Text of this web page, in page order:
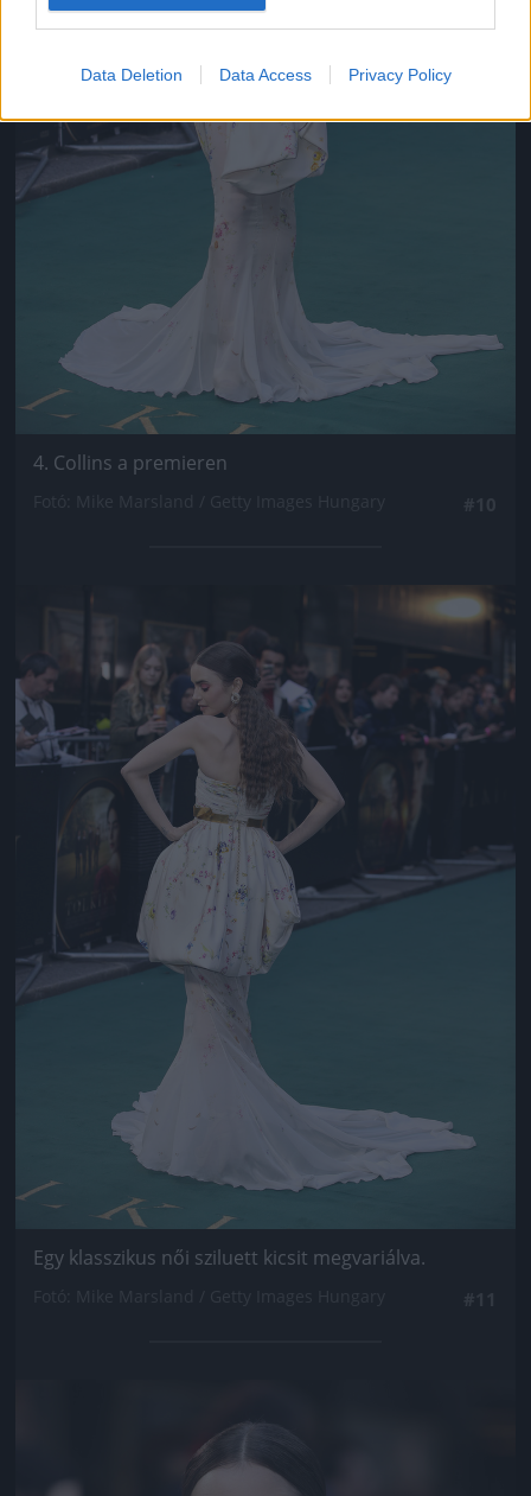
Data Deletion Data Access Privacy Policy
4. Collins a premieren
Egy klasszikus női sziluett kicsit megvariálva.